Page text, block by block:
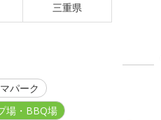
三重県
パーク
場・BBQ場